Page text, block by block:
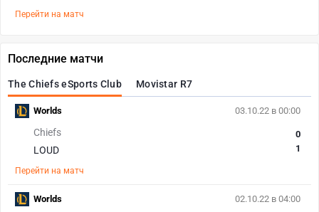
Перейти на матч
Последние матчи
The Chiefs eSports Club Movistar R7
03.10.22 в 00:00
Chiefs
LOUD
0
1
Перейти на матч
Worlds
02.10.22 в 04:00
Worlds